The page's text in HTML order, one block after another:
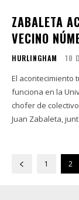
ZABALETA
VECINO
HURLINGHAM 10
El acontecimiento
funciona en la
chofer de colectivo,
Juan Zabaleta,
1 2